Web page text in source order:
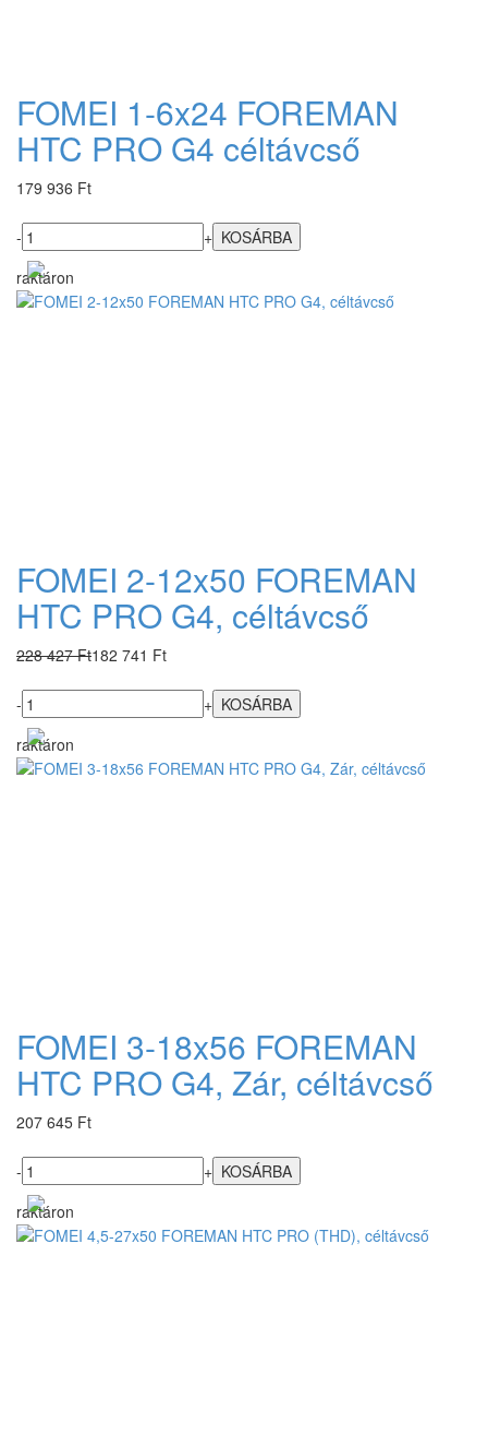
FOMEI 1-6x24 FOREMAN
HTC PRO G4 céltávcső
179 936 Ft
-
+
raktáron
FOMEI 2-12x50 FOREMAN
HTC PRO G4, céltávcső
228 427 Ft182 741 Ft
-
+
raktáron
FOMEI 3-18x56 FOREMAN
HTC PRO G4, Zár, céltávcső
207 645 Ft
-
+
raktáron